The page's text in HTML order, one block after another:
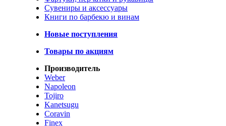
Сувениры и аксессуары
Книги по барбекю и винам
Новые поступления
Товары по акциям
Производитель
Weber
Napoleon
Tojiro
Kanetsugu
Coravin
Finex